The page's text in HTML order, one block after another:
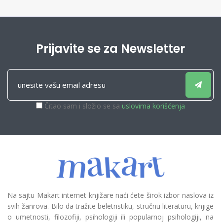
Prijavite se za Newsletter
Čitao sam i složio se sa uslovima korišćenja
Na sajtu Makart internet knjižare naći ćete širok izbor naslova iz
svih žanrova. Bilo da tražite beletristiku, stručnu literaturu, knjige
o umetnosti, filozofiji, psihologiji ili popularnoj psihologiji, na